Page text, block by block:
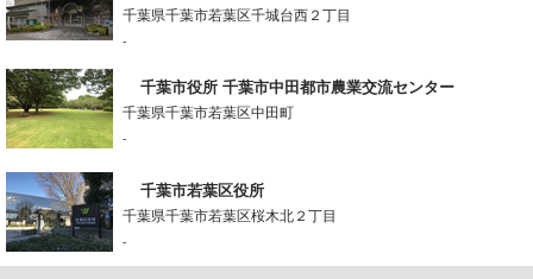
千葉県千葉市若葉区千城台西２丁目
-
千葉市役所 千葉市中田都市農業交流センター
千葉県千葉市若葉区中田町
-
千葉市若葉区役所
千葉県千葉市若葉区桜木北２丁目
-